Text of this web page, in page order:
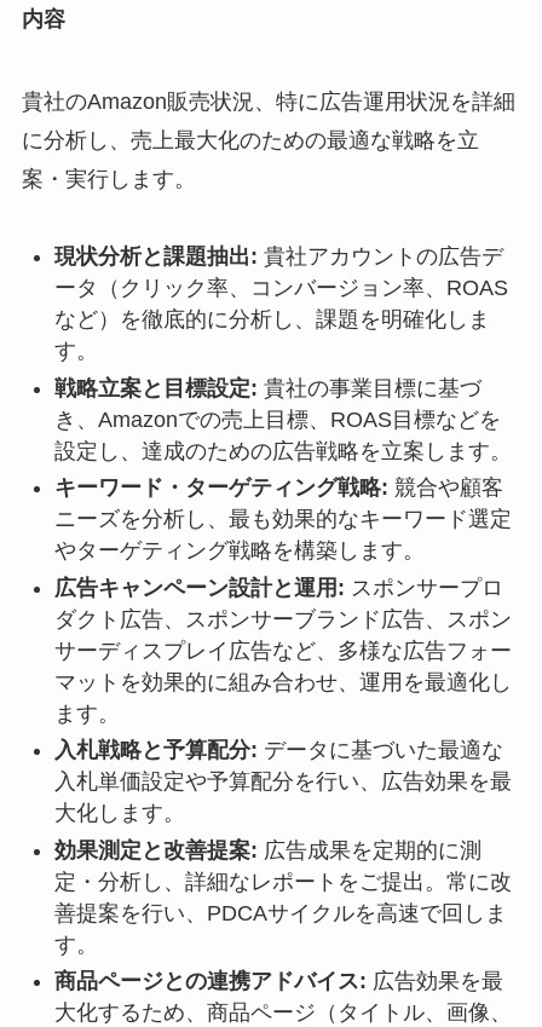
内容
貴社のAmazon販売状況、特に広告運用状況を詳細
に分析し、売上最大化のための最適な戦略を立
案・実行します。
現状分析と課題抽出: 貴社アカウントの広告デ
ータ（クリック率、コンバージョン率、ROAS
など）を徹底的に分析し、課題を明確化しま
す。
戦略立案と目標設定: 貴社の事業目標に基づ
き、Amazonでの売上目標、ROAS目標などを
設定し、達成のための広告戦略を立案します。
キーワード・ターゲティング戦略: 競合や顧客
ニーズを分析し、最も効果的なキーワード選定
やターゲティング戦略を構築します。
広告キャンペーン設計と運用: スポンサープロ
ダクト広告、スポンサーブランド広告、スポン
サーディスプレイ広告など、多様な広告フォー
マットを効果的に組み合わせ、運用を最適化し
ます。
入札戦略と予算配分: データに基づいた最適な
入札単価設定や予算配分を行い、広告効果を最
大化します。
効果測定と改善提案: 広告成果を定期的に測
定・分析し、詳細なレポートをご提出。常に改
善提案を行い、PDCAサイクルを高速で回しま
す。
商品ページとの連携アドバイス: 広告効果を最
大化するため、商品ページ（タイトル、画像、